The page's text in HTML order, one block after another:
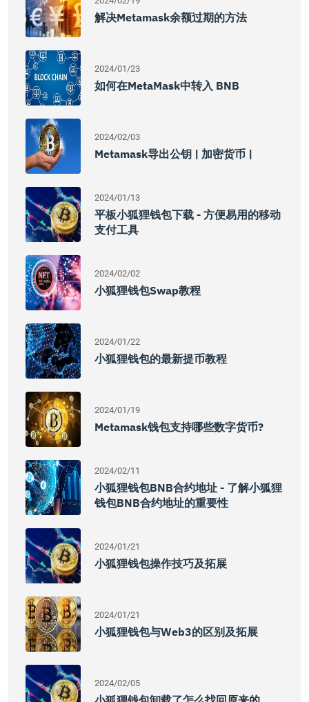
解决Metamask余额过期的方法
2024/01/23
如何在MetaMask中转入 BNB
2024/02/03
Metamask导出公钥 | 加密货币 |
2024/01/13
平板小狐狸钱包下载 - 方便易用的移动
支付工具
2024/02/02
小狐狸钱包Swap教程
2024/01/22
小狐狸钱包的最新提币教程
2024/01/19
Metamask钱包支持哪些数字货币?
2024/02/11
小狐狸钱包BNB合约地址 - 了解小狐狸
钱包BNB合约地址的重要性
2024/01/21
小狐狸钱包操作技巧及拓展
2024/01/21
小狐狸钱包与Web3的区别及拓展
2024/02/05